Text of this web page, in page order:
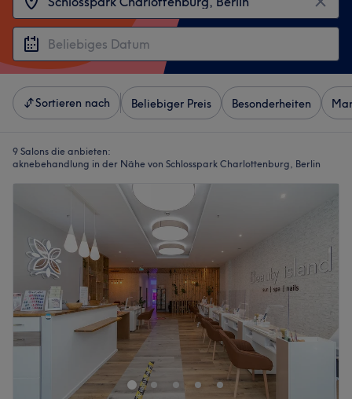
Sortieren nach Beliebiger Preis Besonderheiten
9 Salons die anbieten:
aknebehandlung in der Nähe von Schlosspark Charlottenburg, Berlin